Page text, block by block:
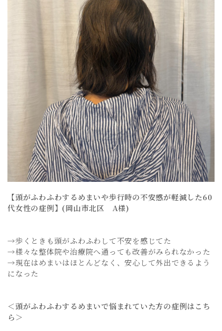
【頭がふわふわするめまいや歩行時の不安感が軽減した60
代女性の症例】(岡山市北区 A様)
→歩くときも頭がふわふわして不安を感じてた
→様々な整体院や治療院へ通っても改善がみられなかった
→現在はめまいはほとんどなく、安心して外出できるよう
になった
＜頭がふわふわするめまいで悩まれていた方の症例はこち
ら＞